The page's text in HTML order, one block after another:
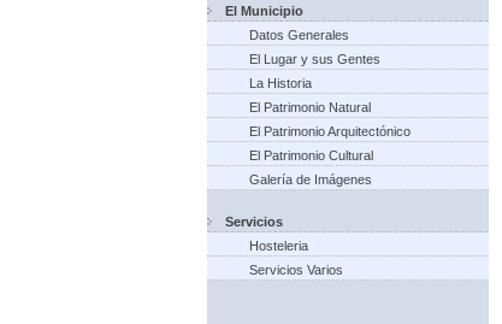
El Municipio
Datos Generales
El Lugar y sus Gentes
La Historia
El Patrimonio Natural
El Patrimonio Arquitectónico
El Patrimonio Cultural
Galería de Imágenes
Servicios
Hosteleria
Servicios Varios